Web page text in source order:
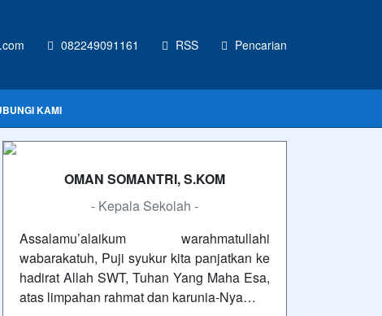
082249091161 RSS Pencarian
KAMI
OMAN SOMANTRI, S.KOM
- Kepala Sekolah -
Assalamu’alaikum warahmatullahi
wabarakatuh, Puji syukur kita panjatkan ke
hadirat Allah SWT, Tuhan Yang Maha Esa,
atas limpahan rahmat dan karunia-Nya…